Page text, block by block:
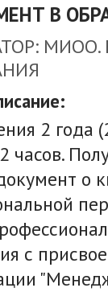
В
2 года
часов.
о
с